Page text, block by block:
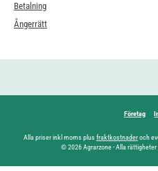
Betalning
Ångerrätt
Företag
Alla priser inkl moms plus fraktkostnaderoch
© 2026 Agrarzone - Alla